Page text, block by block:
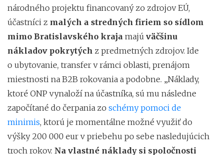
národného projektu financovaný zo zdrojov EÚ,
účastníci z malých a stredných firiem so sídlom
mimo Bratislavského kraja majú väčšinu
nákladov pokrytých z predmetných zdrojov. Ide
o ubytovanie, transfer v rámci oblasti, prenájom
miestnosti na B2B rokovania a podobne. „Náklady,
ktoré ONP vynaloží na účastníka, sú mu následne
započítané do čerpania zo schémy pomoci de
minimis, ktorú je momentálne možné využiť do
výšky 200 000 eur v priebehu po sebe nasledujúcich
troch rokov. Na vlastné náklady si spoločnosti